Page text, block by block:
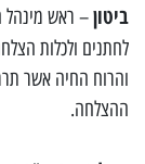
ביטון– ראש מינהל
לחתנים ולכלות
והרוח החיה אשר
ההצלחה.